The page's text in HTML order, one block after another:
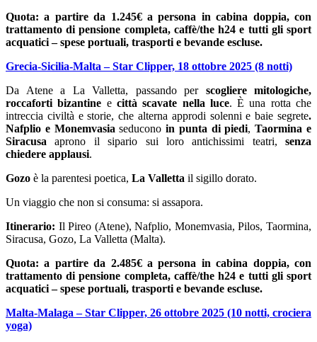
Quota: a partire da 1.245€ a persona in cabina doppia, con
trattamento di pensione completa, caffè/the h24 e tutti gli sport
acquatici – spese portuali, trasporti e bevande escluse.
Grecia-Sicilia-Malta – Star Clipper, 18 ottobre 2025 (8 notti)
Da Atene a La Valletta, passando per scogliere mitologiche,
roccaforti bizantine e città scavate nella luce. È una rotta che
intreccia civiltà e storie, che alterna approdi solenni e baie segrete.
Nafplio e Monemvasia seduconoin punta di piedi,Taormina e
Siracusa aprono il sipario sui loro antichissimi teatri, senza
chiedere applausi.
Gozo è la parentesi poetica, La Valletta il sigillo dorato.
Un viaggio che non si consuma: si assapora.
Itinerario: Il Pireo (Atene), Nafplio, Monemvasia, Pilos, Taormina,
Siracusa, Gozo, La Valletta (Malta).
Quota: a partire da 2.485€ a persona in cabina doppia, con
trattamento di pensione completa, caffè/the h24 e tutti gli sport
acquatici – spese portuali, trasporti e bevande escluse.
Malta-Malaga – Star Clipper, 26 ottobre 2025 (10 notti, crociera
yoga)